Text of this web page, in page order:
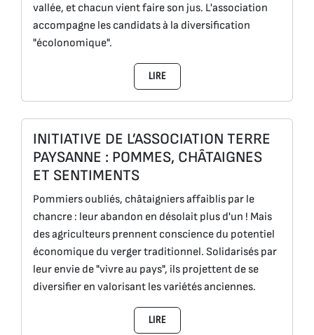
vallée, et chacun vient faire son jus. L'association
accompagne les candidats à la diversification
"écolonomique".
LIRE
INITIATIVE DE L’ASSOCIATION TERRE
PAYSANNE : POMMES, CHÂTAIGNES
ET SENTIMENTS
Pommiers oubliés, châtaigniers affaiblis par le
chancre : leur abandon en désolait plus d'un ! Mais
des agriculteurs prennent conscience du potentiel
économique du verger traditionnel. Solidarisés par
leur envie de "vivre au pays", ils projettent de se
diversifier en valorisant les variétés anciennes.
LIRE